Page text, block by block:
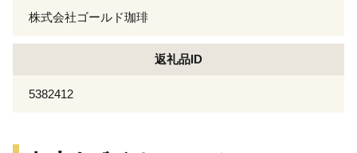
株式会社ゴールド珈琲
返礼品ID
5382412